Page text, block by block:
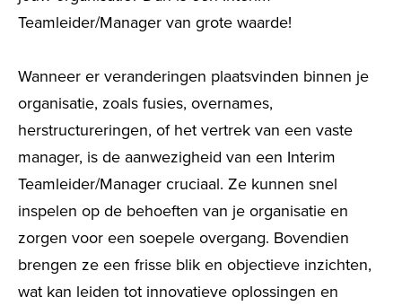
Teamleider/Manager van grote waarde!
Wanneer er veranderingen plaatsvinden binnen je
organisatie, zoals fusies, overnames,
herstructureringen, of het vertrek van een vaste
manager, is de aanwezigheid van een Interim
Teamleider/Manager cruciaal. Ze kunnen snel
inspelen op de behoeften van je organisatie en
zorgen voor een soepele overgang. Bovendien
brengen ze een frisse blik en objectieve inzichten,
wat kan leiden tot innovatieve oplossingen en